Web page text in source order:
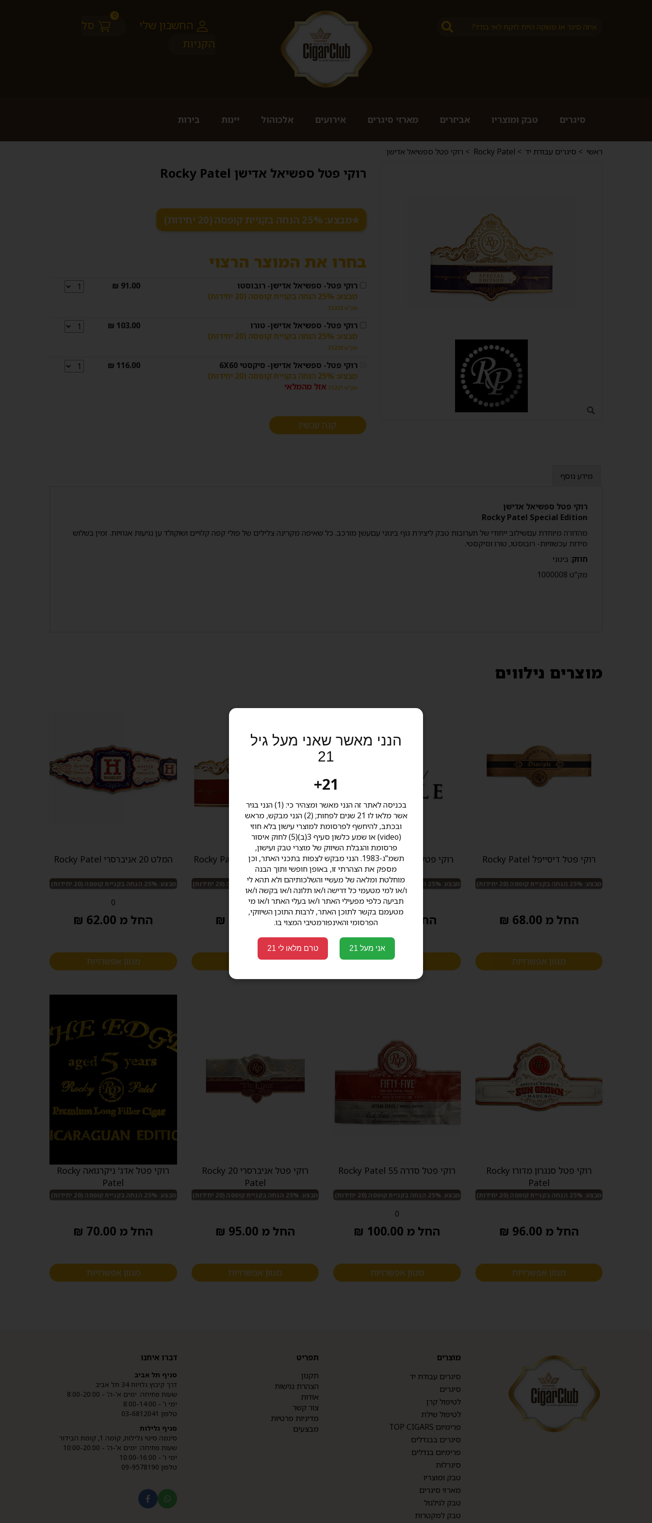
החשבון שלי
סל
הקניות
0
סיגרים טבק ומוצריו אביזרים מארזי סיגרים אירועים אלכוהול יינות בירות
ראשי > סיגרים עבודת יד >
Rocky Patel > רוקי פטל ספשיאל אדישן
רוקי פטל ספשיאל אדישן Rocky Patel
מבצע: 25% הנחה בקניית קופסה (20 יחידות)
בחרו את המוצר הרצוי
רוקי פטל- ספשיאל אדישן- רובוסטו
מבצע: 25% הנחה בקניית קופסה (20 יחידות)
מק"ט 35222
91.00 ₪
רוקי פטל- ספשיאל אדישן- טורו
מבצע: 25% הנחה בקניית קופסה (20 יחידות)
מק"ט 35220
103.00 ₪
רוקי פטל- ספשיאל אדישן- סיקסטי 6X60
מבצע: 25% הנחה בקניית קופסה (20 יחידות)
מק"ט 35221 אזל מהמלאי
116.00 ₪
קנה עכשיו
מידע נוסף
רוקי פטל ספשיאל אדישן
Rocky Patel Special Edition
מהדורה מיוחדת עםשילוב ייחודי של תערובות טבק ליצירת גוף בינוני עםעשן מורכב. כל שאיפה מקרינה צלילים של פולי קפה קלויים ושוקולד ען נגיעות אגוזיות. זמין בשלוש
מידות עכשוויות- רובוסטו, טורו וסיקסטי.
חוזק: בינוני
מק"ט 1000008
מוצרים נילווים
רוקי פטל דיסייפל Rocky Patel
מבצע: 25% הנחה בקניית קופסה (20 יחידות)
החל מ 68.00 ₪
מגוון אפשרויות
רוקי פטל רויאל סומטרה Rocky
Patel
מבצע: 25% הנחה בקניית קופסה (20 יחידות)
החל מ 81.00 ₪
מגוון אפשרויות
רוקי פטל גרנד ריזרב Rocky Patel
מבצע: 25% הנחה בקניית קופסה (20 יחידות)
החל מ 99.00 ₪
מגוון אפשרויות
המלט 20 אניברסרי Rocky Patel
מבצע: 25% הנחה בקניית קופסה (20 יחידות)
0
החל מ 62.00 ₪
מגוון אפשרויות
רוקי פטל סנגרון מדורו Rocky
Patel
מבצע: 25% הנחה בקניית קופסה (20 יחידות)
החל מ 96.00 ₪
מגוון אפשרויות
רוקי פטל סדרה 55 Rocky Patel
מבצע: 25% הנחה בקניית קופסה (20 יחידות)
0
החל מ 100.00 ₪
מגוון אפשרויות
רוקי פטל אניברסרי 20 Rocky
Patel
מבצע: 25% הנחה בקניית קופסה (20 יחידות)
החל מ 95.00 ₪
מגוון אפשרויות
רוקי פטל אדג' ניקרגואה Rocky
Patel
מבצע: 25% הנחה בקניית קופסה (20 יחידות)
החל מ 70.00 ₪
מגוון אפשרויות
דברו איתנו
סניף תל אביב
דרך קיבוץ גלויות 34 תל אביב
שעות פתיחה: ימים א'-ה' - 8:00-20:00
ימי ו' - 8:00-14:00
טלפון 03-6812041
סניף גלילות
סינמה סיטי גלילות, קומה 1, קומת הבידור
שעות פתיחה: ימים א'-ה' - 10:00-20:00
ימי ו' - 10:00-16:00
טלפון 09-9578190
תפריט
תקנון
הצהרת נגישות
אודות
צור קשר
מדיניות פרטיות
מבצעים
מוצרים
סיגרים עבודת יד
סיגרים
לטיפול קרן
לטיפול שילת
פרימיום TOP CIGARS
סיגרים בבנדלים
פרימיום בנדלים
סיגרלות
טבק ומוצריו
מארזי סיגרים
טבק לגילגול
טבק למקטרות
הנני מאשר שאני מעל גיל
21
21+
בכניסה לאתר זה הנני מאשר ומצהיר כי: (1) הנני בגיר
אשר מלאו לו 21 שנים לפחות; (2) הנני מבקש, מראש
ובכתב, להיחשף לפרסומת למוצרי עישון בלא חוזי
(video) או שמע כלשון סעיף 3(ב)(5) לחוק איסור
פרסומת והגבלת השיווק של מוצרי טבק ועישון,
תשמ"ג-1983. הנני מבקש לצפות בתכני האתר, וכן
מספק את הצהרתי זו, באופן חופשי ותוך הבנה
מוחלטת ומלאה של מעשיי והשלכותיהם ולא תהא לי
ו/או למי מטעמי כל דרישה ו/או תלונה ו/או בקשה ו/או
תביעה כלפי מפעילי האתר ו/או בעלי האתר ו/או מי
מטעמם בקשר לתוכן האתר, לרבות התוכן השיווקי,
הפרסומי והאינפורמטיבי המצוי בו.
אני מעל 21 טרם מלאו לי 21